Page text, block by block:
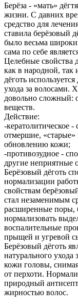
Берёза - «мать»
жизни. С давних
средство для
ставила берёзовый
было весьма
сама по себе
Целебные свойства
как в народной,
дёготь
ухода за волосами.
довольно сложный:
веществ.
Действие:
-кератолитическое -
отмершие, «старые»
обновлению кожи;
-противозудное -
другие неприятные
Берёзовый дёготь
нормализации
свойствам
стал незаменимым
расширенные поры,
нормализовать
воспалительные
прыщей и угревой
Берёзовый дёготь
натурального ухода
кожи головы,
от перхоти.
природный
жирностью волос.